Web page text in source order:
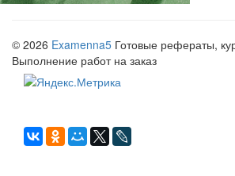
© 2026 Examenna5 Готовые рефераты,
Выполнение работ на заказ